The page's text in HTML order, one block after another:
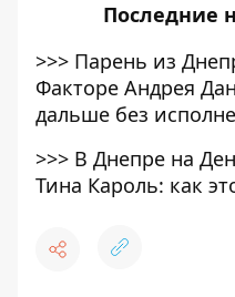
Последние
>>> Парень из
Факторе Андрея
дальше без
>>> В Днепре на
Тина Кароль: как